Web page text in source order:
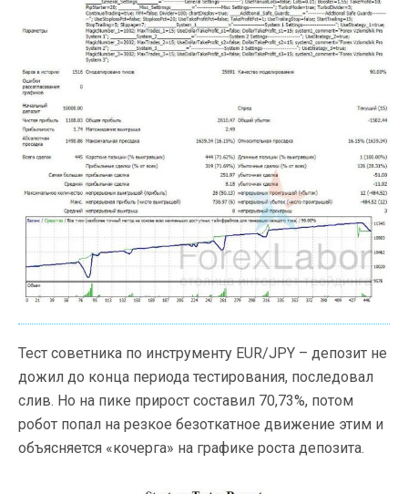
Тест советника по инструменту EUR/JPY – депозит не
дожил до конца периода тестирования, последовал
слив. Но на пике прирост составил 70,73%, потом
робот попал на резкое безоткатное движение этим и
объясняется «кочерга» на графике роста депозита.